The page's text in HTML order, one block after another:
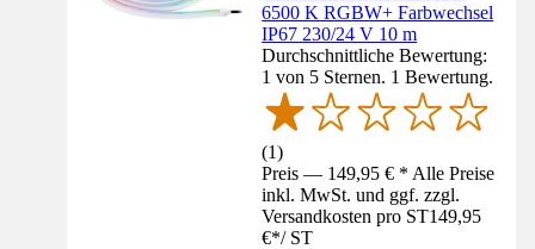
6500 K RGBW+ Farbwechsel
IP67 230/24 V 10 m
Durchschnittliche Bewertung:
1 von 5 Sternen. 1 Bewertung.
(1)
Preis — 149,95 € * Alle Preise
inkl. MwSt. und ggf. zzgl.
Versandkosten pro ST149,95
€*/ ST